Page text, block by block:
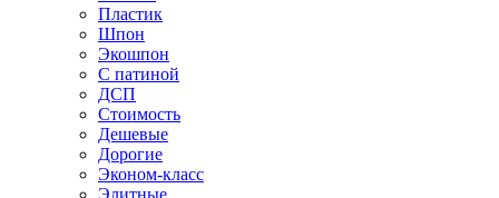
Пластик
Шпон
Экошпон
С патиной
ДСП
Стоимость
Дешевые
Дорогие
Эконом-класс
Элитные